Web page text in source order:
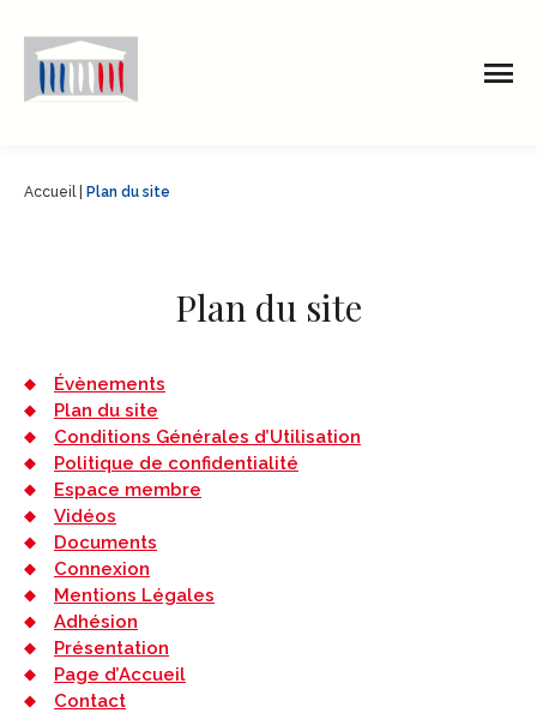
Accueil| Plan du site
Plan du site
Évènements
Plan du site
Conditions Générales d’Utilisation
Politique de confidentialité
Espace membre
Vidéos
Documents
Connexion
Mentions Légales
Adhésion
Présentation
Page d’Accueil
Contact